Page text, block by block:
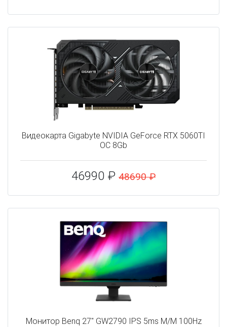
Видеокарта Gigabyte NVIDIA GeForce RTX 5060TI
OC 8Gb
46990 ₽ 48690 ₽
Монитор Benq 27" GW2790 IPS 5ms M/M 100Hz